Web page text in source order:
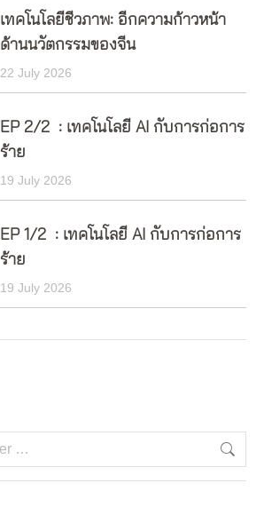
เทคโนโลยีชีวภาพ: อีกความก้าวหน้า
ด้านนวัตกรรมของจีน
22 July 2026
EP 2/2 : เทคโนโลยี AI กับการก่อการ
ร้าย
19 July 2026
EP 1/2 : เทคโนโลยี AI กับการก่อการ
ร้าย
19 July 2026